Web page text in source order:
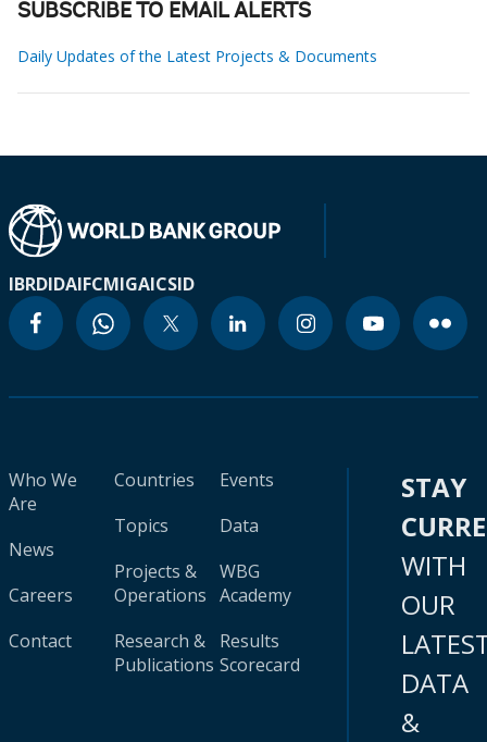
SUBSCRIBE TO EMAIL ALERTS
Daily Updates of the Latest Projects & Documents
IBRDIDAIFCMIGAICSID
Who We
Are
News
Careers
Contact
Countries
Topics
Projects &
Operations
Research &
Publications
Events
Data
WBG
Academy
Results
Scorecard
STAY
WITH
OUR
DATA
&